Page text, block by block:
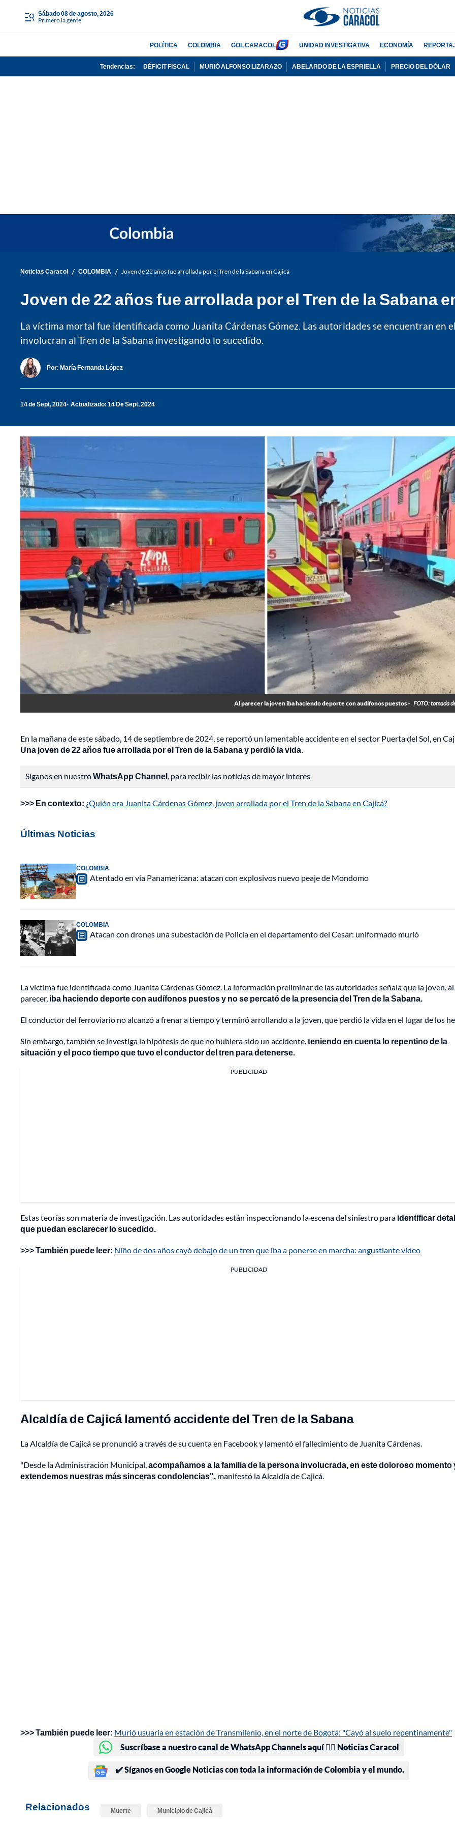
sábado 08 de agosto, 2026
Primero la gente
POLÍTICA COLOMBIA GOL CARACOL UNIDAD INVESTIGATIVA ECONOMÍA
Tendencias: DÉFICIT FISCAL MURIÓ ALFONSO LIZARAZO ABELARDO DE LA ESPRIELLA PRECIO DEL DÓLAR
Noticias Caracol / COLOMBIA / Joven de 22 años fue arrollada por el Tren de la Sabana en Cajicá
Joven de 22 años fue arrollada por el Tren de la Sabana
La víctima mortal fue identificada como Juanita Cárdenas Gómez. Las autoridades se encuentran en
involucran al Tren de la Sabana investigando lo sucedido.
Por: María Fernanda López
14 de Sept, 2024 Actualizado: 14 De Sept, 2024
Al parecer la joven iba haciendo deporte con audífonos puestos - FOTO: tomada
En la mañana de este sábado, 14 de septiembre de 2024, se reportó un lamentable accidente en el sector Puerta del Sol, en
Una joven de 22 años fue arrollada por el Tren de la Sabana y perdió la vida.
Síganos en nuestroWhatsApp Channel, para recibir las noticias de mayor interés
>>> En contexto: ¿Quién era Juanita Cárdenas Gómez, joven arrollada por el Tren de la Sabana en Cajicá?
Últimas Noticias
COLOMBIA
Atentado en vía Panamericana: atacan con explosivos nuevo peaje de Mondomo
COLOMBIA
Atacan con drones una subestación de Policía en el departamento del Cesar: uniformado murió
La víctima fue identificada como Juanita Cárdenas Gómez. La información preliminar de las autoridades señala que la joven, al
parecer, iba haciendo deporte con audífonos puestos y no se percató de la presencia del Tren de la Sabana.
El conductor del ferroviario no alcanzó a frenar a tiempo y terminó arrollando a la joven, que perdió la vida en el lugar de los
Sin embargo, también se investiga la hipótesis de que no hubiera sido un accidente,teniendo en cuenta lo repentino de la
situación y el poco tiempo que tuvo el conductor del tren para detenerse.
PUBLICIDAD
Estas teorías son materia de investigación. Las autoridades están inspeccionando la escena del siniestro para identificar
que puedan esclarecer lo sucedido.
>>> También puede leer: Niño de dos años cayó debajo de un tren que iba a ponerse en marcha: angustiante video
PUBLICIDAD
Alcaldía de Cajicá lamentó accidente del Tren de la Sabana
La Alcaldía de Cajicá se pronunció a través de su cuenta en Facebook y lamentó el fallecimiento de Juanita Cárdenas.
"Desde la Administración Municipal,acompañamos a la familia de la persona involucrada, en este doloroso momento
extendemos nuestras más sinceras condolencias", manifestó la Alcaldía de Cajicá.
>>> También puede leer: Murió usuaria en estación de Transmilenio, en el norte de Bogotá: "Cayó al suelo repentinamente"
Suscríbase a nuestro canal de WhatsApp Channels aquí 👉🏻 Noticias Caracol
✔️ Síganos en Google Noticias con toda la información de Colombia y el mundo.
Relacionados Muerte Municipio de Cajicá